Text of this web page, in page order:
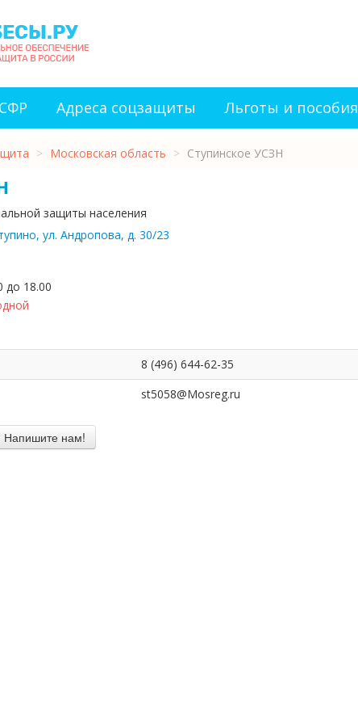
Адреса соцзащиты Льготы и пособия
> Московская область > Ступинское УСЗН
защиты населения
ул. Андропова, д. 30/23
до 18.00
8 (496) 644-62-35
st5058@Mosreg.ru